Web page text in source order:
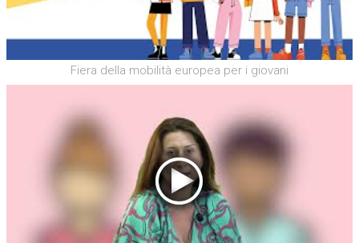
Fiera della mobilità europea per i giovani